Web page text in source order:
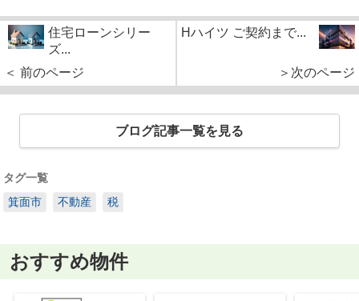
住宅ローンシリー
ズ...
＜ 前のページ
Hハイツ ご契約まで...
＞次のページ
ブログ記事一覧を見る
タグ一覧
箕面市
不動産 税
おすすめ物件